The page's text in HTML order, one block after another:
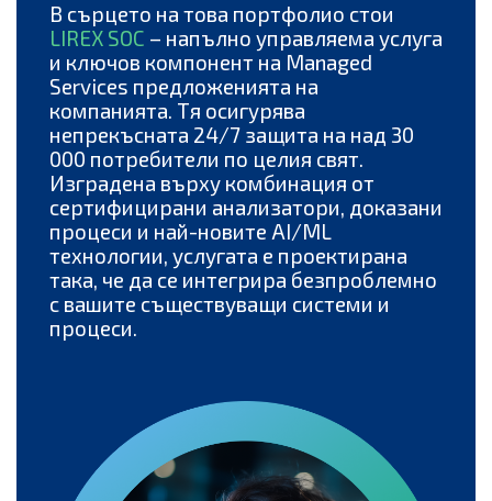
В сърцето на това портфолио стои
LIREX SOC – напълно управляема услуга
и ключов компонент на Managed
Services предложенията на
компанията. Тя осигурява
непрекъсната 24/7 защита на над 30
000 потребители по целия свят.
Изградена върху комбинация от
сертифицирани анализатори, доказани
процеси и най-новите AI/ML
технологии, услугата е проектирана
така, че да се интегрира безпроблемно
с вашите съществуващи системи и
процеси.